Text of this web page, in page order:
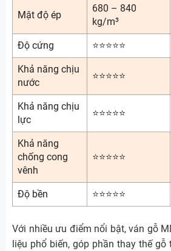
Mật độ ép
680 – 840
kg/m³
Độ cứng ⭐⭐⭐⭐⭐
Khả năng chịu
nước
⭐⭐⭐⭐⭐
Khả năng chịu
lực
⭐⭐⭐⭐⭐
Khả năng
chống cong
vênh
⭐⭐⭐⭐⭐
Độ bền ⭐⭐⭐⭐⭐
Với nhiều ưu điểm nổi bật, ván gỗ
liệu phổ biến, góp phần thay thế